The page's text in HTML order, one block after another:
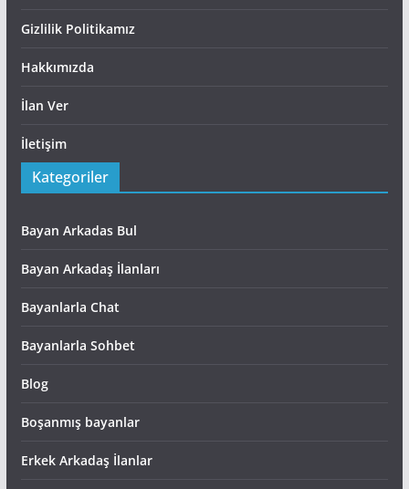
Gizlilik Politikamız
Hakkımızda
İlan Ver
İletişim
Kategoriler
Bayan Arkadas Bul
Bayan Arkadaş İlanları
Bayanlarla Chat
Bayanlarla Sohbet
Blog
Boşanmış bayanlar
Erkek Arkadaş İlanlar